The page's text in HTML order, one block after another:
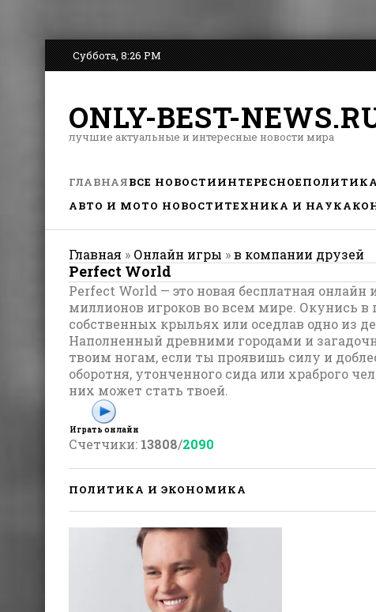
Суббота, 8:26 PM
ONLY-BEST-
лучшие актуальные и интересные новости мира
ГЛАВНАЯВСЕ НОВОСТИИНТЕРЕСНОЕПОЛИТИКА
АВТО И МОТО НОВОСТИТЕХНИКА И НАУКА
Главная » Онлайн игры »в компании друзей
Perfect World
Perfect World — это новая бесплатная онлайн
миллионов игроков во всем мире. Окунись
собственных крыльях или оседлав одно из
Наполненный древними городами и
твоим ногам, если ты проявишь силу и
оборотня, утонченного сида или храброго
них может стать твоей.
Играть онлайн
Счетчики: 13808/2090
ПОЛИТИКА И ЭКОНОМИКА